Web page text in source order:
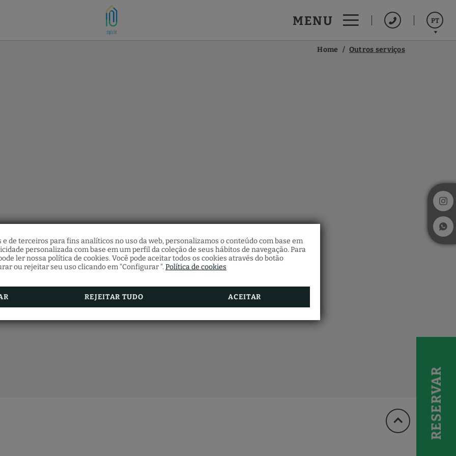
de terceiros para fins analíticos no uso da web, personalizamos o conteúdo com base em
personalizada com base em um perfil da coleção de seus hábitos de navegação. Para
ler nossa política de cookies. Você pode aceitar todos os cookies através do botão
ou rejeitar seu uso clicando em "Configurar ". Política de cookies
REJEITAR TUDO ACEITAR
MENU PT
RESERVAR
Home Outros serviços